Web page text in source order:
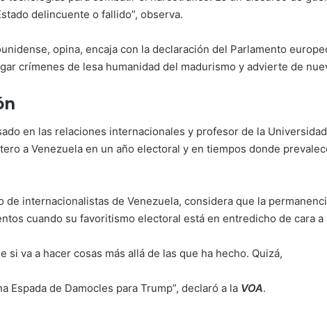
delincuente o fallido”, observa.
opina, encaja con la declaración del Parlamento
crímenes de lesa humanidad del madurismo y advierte de
en las relaciones internacionales y profesor de la
a Venezuela en un año electoral y en tiempos donde
internacionalistas de Venezuela, considera que la
cuando su favoritismo electoral está en entredicho de cara
si va a hacer cosas más allá de las que ha hecho. Quizá,
Espada de Damocles para Trump”, declaró a la VOA.